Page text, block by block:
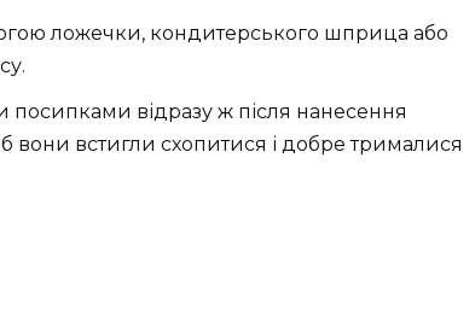
ложечки, кондитерського шприца або
відразу ж після нанесення
вони встигли схопитися і добре трималися